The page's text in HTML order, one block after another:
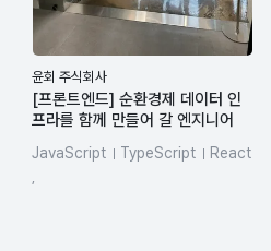
윤회 주식회사
[프론트엔드] 순환경제 데이터 인
프라를 함께 만들어 갈 엔지니어
JavaScript TypeScript
React